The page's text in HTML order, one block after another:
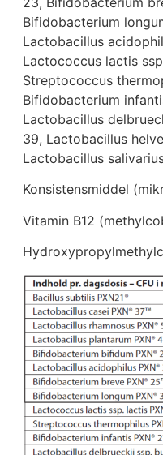
Bifidobacterium
Lactobacillus
Lactococcus lactis
Streptococcus
Bifidobacterium
Lactobacillus
39, Lactobacillus
Lactobacillus salivarius
Konsistensmiddel
Vitamin B12